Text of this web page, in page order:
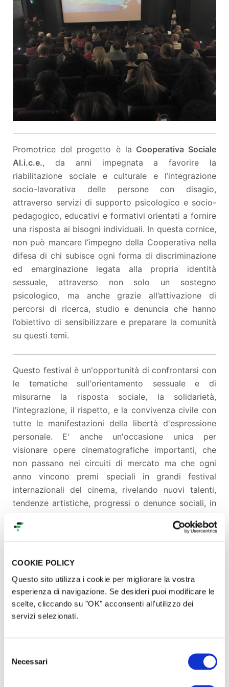
COOKIE POLICY
Questo sito utilizza i cookie per migliorare la vostra
esperienza di navigazione. Se desideri puoi modificare le
scelte, cliccando su "OK" acconsenti all'utilizzo dei
servizi selezionati.
delNecessari
Promotrice del progetto è la Cooperativa Sociale
Al.i.c.e., da anni impegnata a favorire la
riabilitazione sociale e culturale e l’integrazione
socio-lavorativa delle persone con disagio,
attraverso servizi di supporto psicologico e socio-
pedagogico, educativi e formativi orientati a fornire
una risposta ai bisogni individuali. In questa cornice,
non può mancare l’impegno della Cooperativa nella
difesa di chi subisce ogni forma di discriminazione
ed emarginazione legata alla propria identità
sessuale, attraverso non solo un sostegno
psicologico, ma anche grazie all’attivazione di
percorsi di ricerca, studio e denuncia che hanno
l’obiettivo di sensibilizzare e preparare la comunità
su questi temi.
Questo festival è un'opportunità di confrontarsi con
le tematiche sull'orientamento sessuale e di
misurarne la risposta sociale, la solidarietà,
l'integrazione, il rispetto, e la convivenza civile con
tutte le manifestazioni della libertà d'espressione
personale. E' anche un'occasione unica per
visionare opere cinematografiche importanti, che
non passano nei circuiti di mercato ma che ogni
anno vincono premi speciali in grandi festival
internazionali del cinema, rivelando nuovi talenti,
tendenze artistiche, progressi o denunce sociali, in
abbiamo cognizione.
SUPPORTACI CON UNA
DONAZIONE E AIUTACI A
COSTRUIRE UN FESTIVAL DEL
GRANDE
come